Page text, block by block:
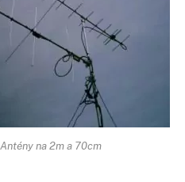
Antény na 2m a 70cm